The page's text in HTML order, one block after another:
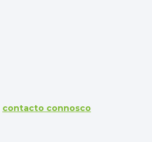
contacto connosco